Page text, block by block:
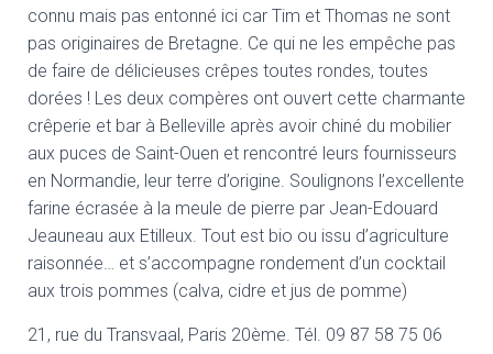
connu mais pas entonné ici car Tim et Thomas ne sont
pas originaires de Bretagne. Ce qui ne les empêche pas
de faire de délicieuses crêpes toutes rondes, toutes
dorées ! Les deux compères ont ouvert cette charmante
crêperie et bar à Belleville après avoir chiné du mobilier
aux puces de Saint-Ouen et rencontré leurs fournisseurs
en Normandie, leur terre d’origine. Soulignons l’excellente
farine écrasée à la meule de pierre par Jean-Edouard
Jeauneau aux Etilleux. Tout est bio ou issu d’agriculture
raisonnée… et s’accompagne rondement d’un cocktail
aux trois pommes (calva, cidre et jus de pomme)
21, rue du Transvaal, Paris 20ème. Tél. 09 87 58 75 06